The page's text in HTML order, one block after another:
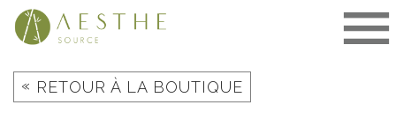
Aller
« RETOUR À LA BOUTIQUE